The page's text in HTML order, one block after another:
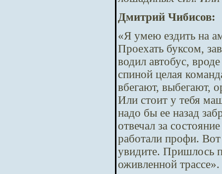
Дмитрий Чибисов:
«Я умею ездить на
Проехать буксом,
водил автобус,
спиной целая
вбегают, выбегают,
Или стоит у тебя
надо бы ее назад
отвечал за
работали профи.
увидите. Пришлось
оживленной трассе».